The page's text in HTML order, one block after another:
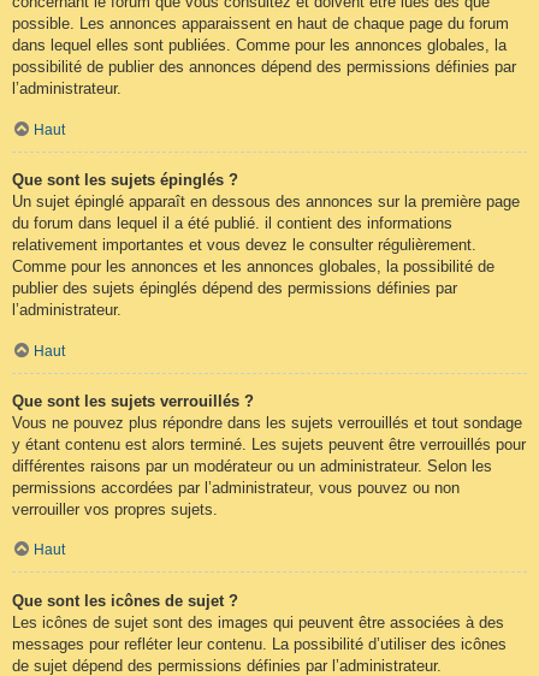
possible. Les annonces apparaissent en haut de chaque page du forum
dans lequel elles sont publiées. Comme pour les annonces globales, la
possibilité de publier des annonces dépend des permissions définies par
l’administrateur.
Haut
Que sont les sujets épinglés ?
Un sujet épinglé apparaît en dessous des annonces sur la première page
du forum dans lequel il a été publié. il contient des informations
relativement importantes et vous devez le consulter régulièrement.
Comme pour les annonces et les annonces globales, la possibilité de
publier des sujets épinglés dépend des permissions définies par
l’administrateur.
Haut
Que sont les sujets verrouillés ?
Vous ne pouvez plus répondre dans les sujets verrouillés et tout sondage
y étant contenu est alors terminé. Les sujets peuvent être verrouillés pour
différentes raisons par un modérateur ou un administrateur. Selon les
permissions accordées par l’administrateur, vous pouvez ou non
verrouiller vos propres sujets.
Haut
Que sont les icônes de sujet ?
Les icônes de sujet sont des images qui peuvent être associées à des
messages pour refléter leur contenu. La possibilité d’utiliser des icônes
de sujet dépend des permissions définies par l’administrateur.